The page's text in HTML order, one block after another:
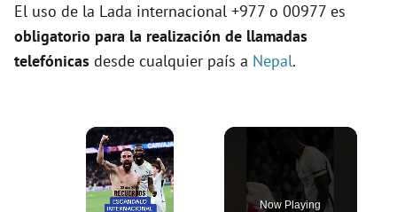
El uso de la Lada internacional +977 o 00977 es
obligatorio para la realización de llamadas
telefónicas desde cualquier país a Nepal.
×
Now Playing